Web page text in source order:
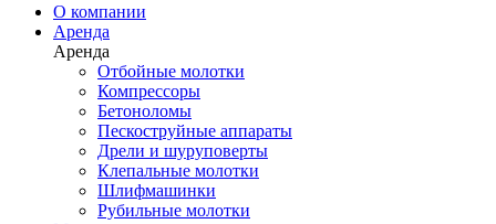
О компании
Аренда
Аренда
Отбойные молотки
Компрессоры
Бетоноломы
Пескоструйные аппараты
Дрели и шуруповерты
Клепальные молотки
Шлифмашинки
Рубильные молотки